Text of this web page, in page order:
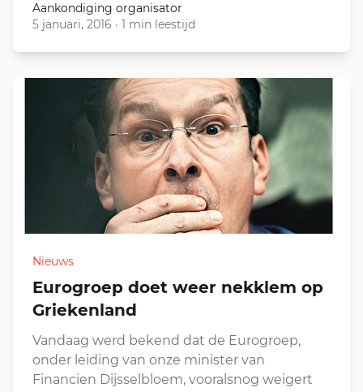
Aankondiging organisator
5 januari, 2016 · 1 min leestijd
Nieuws
Eurogroep doet weer nekklem op
Griekenland
Vandaag werd bekend dat de Eurogroep,
onder leiding van onze minister van
Financien Dijsselbloem, vooralsnog weigert